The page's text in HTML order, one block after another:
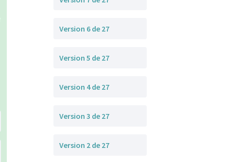
Version 6 de 27
Version 5 de 27
Version 4 de 27
Version 3 de 27
Version 2 de 27